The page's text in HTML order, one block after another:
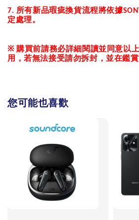
7. 所有新品瑕疵換貨流程將依據
定處理。
※ 購買前請務必詳細閱讀並同意以
用，若無法接受請勿拆封，並在鑑賞
您可能也喜歡